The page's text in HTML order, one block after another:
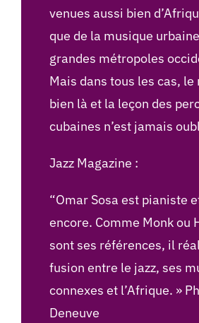
venues aussi bien
que de la musique
grandes métropoles
Mais dans tous les cas,
bien là et la leçon des
cubaines n’est jamais
Jazz Magazine :
“Omar Sosa est pianiste
encore. Comme Monk ou
sont ses références, il
fusion entre le jazz, ses
connexes et l’Afrique. »
Deneuve